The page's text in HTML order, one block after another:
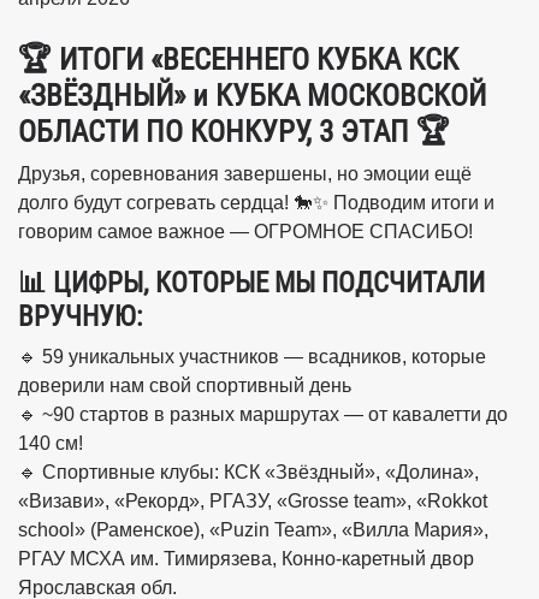
🏆 ИТОГИ «ВЕСЕННЕГО КУБКА КСК
«ЗВЁЗДНЫЙ» и КУБКА МОСКОВСКОЙ
ОБЛАСТИ ПО КОНКУРУ, 3 ЭТАП 🏆
Друзья, соревнования завершены, но эмоции ещё
долго будут согревать сердца! 🐎✨ Подводим итоги и
говорим самое важное — ОГРОМНОЕ СПАСИБО!
📊 ЦИФРЫ, КОТОРЫЕ МЫ ПОДСЧИТАЛИ
ВРУЧНУЮ:
🔹 59 уникальных участников — всадников, которые
доверили нам свой спортивный день
🔹 ~90 стартов в разных маршрутах — от кавалетти до
140 см!
🔹 Спортивные клубы: КСК «Звёздный», «Долина»,
«Визави», «Рекорд», РГАЗУ, «Grosse team», «Rokkot
school» (Раменское), «Puzin Team», «Вилла Мария»,
РГАУ МСХА им. Тимирязева, Конно-каретный двор
Ярославская обл.